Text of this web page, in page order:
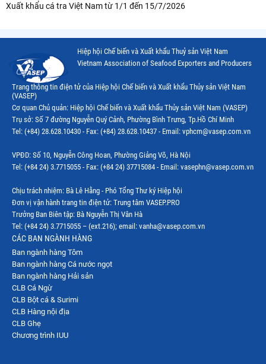
Xuất khẩu cá tra Việt Nam từ 1/1 đến 15/7/2026
Hiệp hội Chế biến và Xuất khẩu Thuỷ sản Việt Nam
Vietnam Association of Seafood Exporters and Producers
Trang thông tin điện tử của Hiệp hội Chế biến và Xuất khẩu Thủy sản Việt Nam
(VASEP)
Cơ quan Chủ quản: Hiệp hội Chế biến và Xuất khẩu Thủy sản Việt Nam (VASEP)
Trụ sở: Số 7 đường Nguyễn Quý Cảnh, Phường Bình Trưng, Tp.Hồ Chí Minh
Tel: (+84) 28.628.10430 - Fax: (+84) 28.628.10437 - Email: vphcm@vasep.com.vn
VPĐD: Số 10, Nguyễn Công Hoan, Phường Giảng Võ, Hà Nội
Tel: (+84 24) 3.7715055 - Fax: (+84 24) 37715084 - Email: vasephn@vasep.com.vn
Chịu trách nhiệm: Bà Lê Hằng - Phó Tổng Thư ký Hiệp hội
Đơn vị vận hành trang tin điện tử: Trung tâm VASEP.PRO
Trưởng Ban Biên tập: Bà Nguyễn Thị Vân Hà
Tel: (+84 24) 3.7715055 – (ext.216); email: vanha@vasep.com.vn
CÁC BAN NGÀNH HÀNG
Ban ngành hàng Tôm
Ban ngành hàng Cá nước ngọt
Ban ngành hàng Hải sản
CLB Cá Ngừ
CLB Bột cá & Surimi
CLB Hàng nội địa
CLB Ghẹ
Chương trình IUU